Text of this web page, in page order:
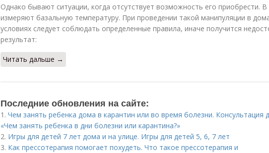
Однако бывают ситуации, когда отсутствует возможность его приобрести. В
измеряют базальную температуру. При проведении такой манипуляции в
условиях следует соблюдать определенные правила, иначе получится
результат:
Читать дальше →
Последние обновления на сайте:
1. Чем занять ребенка дома в карантин или во время болезни. Консультация
«Чем занять ребенка в дни болезни или карантина?»
2. Игры для детей 7 лет дома и на улице. Игры для детей 5, 6, 7 лет
3. Как прессотерапия помогает похудеть. Что такое прессотерапия и